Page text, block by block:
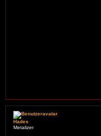
Hades
Metalizer